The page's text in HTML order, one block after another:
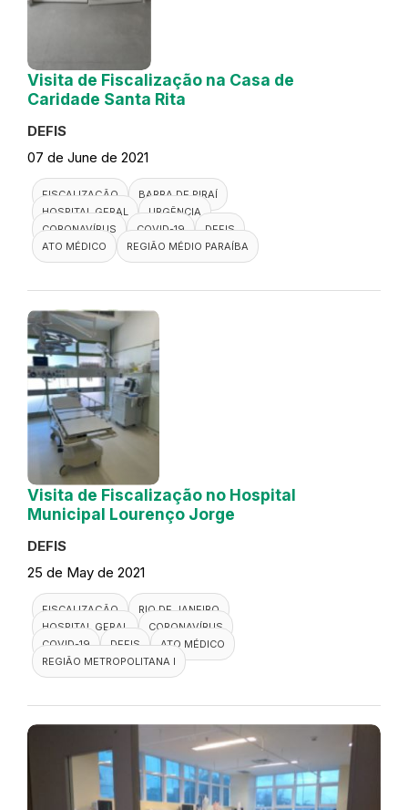
Visita de Fiscalização na Casa de
Caridade Santa Rita
DEFIS
07 de June de 2021
FISCALIZAÇÃO
BARRA DE PIRAÍ
HOSPITAL GERAL
URGÊNCIA
CORONAVÍRUS
COVID-19
DEFIS
ATO MÉDICO
REGIÃO MÉDIO PARAÍBA
Visita de Fiscalização no Hospital
Municipal Lourenço Jorge
DEFIS
25 de May de 2021
FISCALIZAÇÃO
RIO DE JANEIRO
HOSPITAL GERAL
CORONAVÍRUS
COVID-19
DEFIS
ATO MÉDICO
REGIÃO METROPOLITANA I